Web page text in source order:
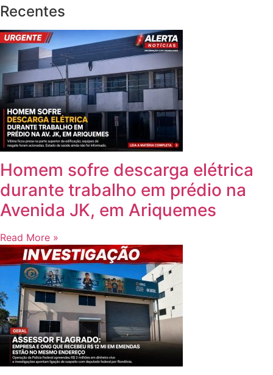
Recentes
Homem sofre descarga elétrica
durante trabalho em prédio na
Avenida JK, em Ariquemes
Read More »